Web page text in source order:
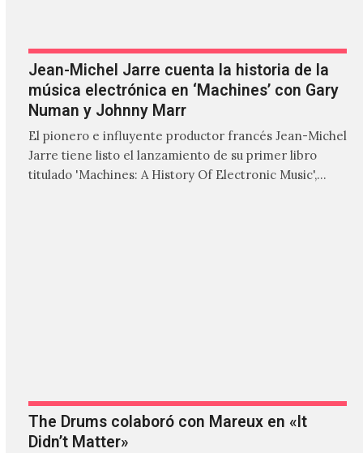
Jean-Michel Jarre cuenta la historia de la
música electrónica en ‘Machines’ con Gary
Numan y Johnny Marr
El pionero e influyente productor francés Jean-Michel
Jarre tiene listo el lanzamiento de su primer libro
titulado 'Machines: A History Of Electronic Music',
The Drums colaboró con Mareux en «It
Didn’t Matter»